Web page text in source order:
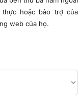
thực hoặc bảo trợ của
web của họ.